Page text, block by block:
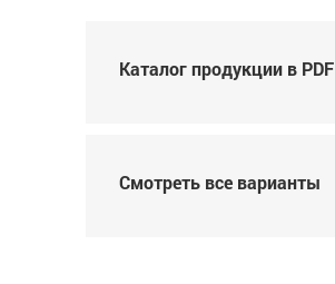
Каталог продукции в PDF
Смотреть все варианты